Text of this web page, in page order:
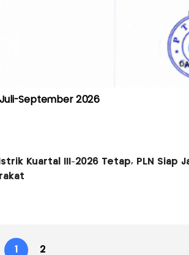
September 2026
Kuartal III-2026 Tetap, PLN Siap
1 2